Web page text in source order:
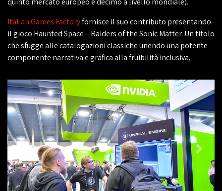
Italian Games Factoryfornisce il suo contributo presentando
il gioco Haunted Space – Raiders of the Sonic Matter. Un titolo
che sfugge alle catalogazioni classiche unendo una potente
componente narrativa e grafica alla fruibilità inclusiva,